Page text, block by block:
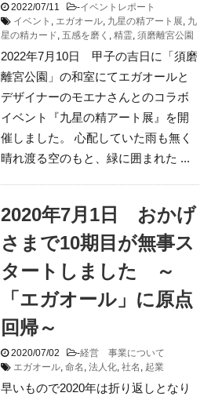
2022/07/11 -イベントレポート
イベント , エガオール, 九星の精アート展, 九
星の精カード, 五感を磨く , 精霊, 須磨離宮公園
2022年7月10日 甲子の吉日に「須磨
離宮公園」の和室にてエガオールと
デザイナーのモエナさんとのコラボ
イベント『九星の精アート展』を開
催しました。 心配していた雨も無く
晴れ渡る空のもと、緑に囲まれた ...
2020年7月1日 おかげ
さまで10期目が無事ス
タートしました ～
「エガオール」に原点
回帰～
2020/07/02 -経営 事業について
エガオール, 命名 , 法人化, 社名 , 起業
早いもので2020年は折り返しとなり